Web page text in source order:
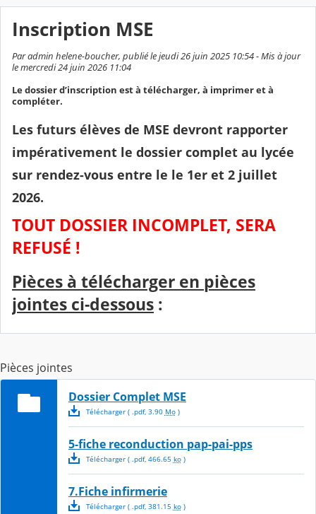
Inscription MSE
Par admin helene-boucher, publié le jeudi 26 juin 2025 10:54 - Mis à jour
le mercredi 24 juin 2026 11:04
Le dossier d’inscription est à télécharger, à imprimer et à
compléter.
Les futurs élèves de MSE devront rapporter
impérativement le dossier complet au lycée
sur rendez-vous entre le le 1er et 2 juillet
2026.
TOUT DOSSIER INCOMPLET, SERA
REFUSÉ !
Pièces à télécharger en pièces
jointes ci-dessous :
Pièces jointes
Dossier Complet MSE
Télécharger( .pdf, 3.90 Mo)
5-fiche reconduction pap-pai-pps
Télécharger( .pdf, 466.65 ko)
7.Fiche infirmerie
Télécharger( .pdf, 381.15 ko)